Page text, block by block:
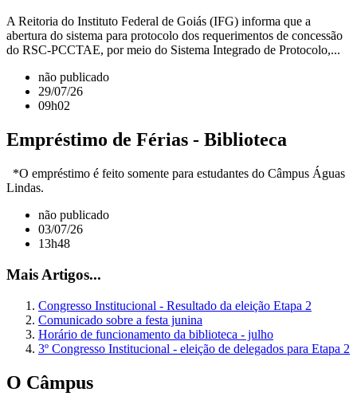
A Reitoria do Instituto Federal de Goiás (IFG) informa que a
abertura do sistema para protocolo dos requerimentos de concessão
do RSC-PCCTAE, por meio do Sistema Integrado de Protocolo,...
não publicado
29/07/26
09h02
Empréstimo de Férias - Biblioteca
*O empréstimo é feito somente para estudantes do Câmpus Águas
Lindas.
não publicado
03/07/26
13h48
Mais Artigos...
Congresso Institucional - Resultado da eleição Etapa 2
Comunicado sobre a festa junina
Horário de funcionamento da biblioteca - julho
3º Congresso Institucional - eleição de delegados para Etapa 2
O Câmpus